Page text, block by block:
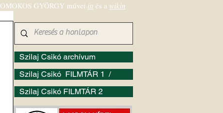
Szilaj Csikó archívum
Szilaj Csikó FILMTÁR 1 /
Szilaj Csikó FILMTÁR 2
GYÖRGY művei itt és a wikin